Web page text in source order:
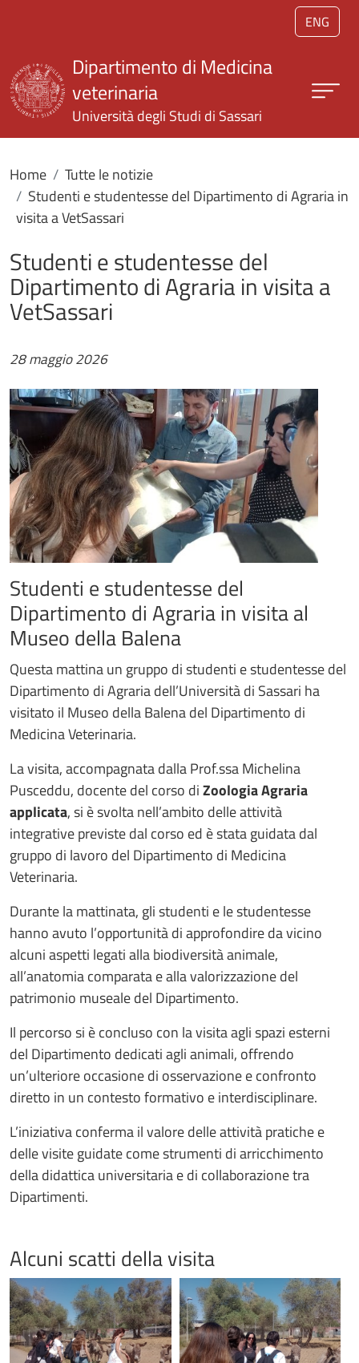
Salta al contenuto principale
ENG
Dipartimento di Medicina
veterinaria
Università degli Studi di Sassari
Home
Tutte le notizie
Studenti e studentesse del Dipartimento di Agraria in
visita a VetSassari
Studenti e studentesse del
Dipartimento di Agraria in visita a
VetSassari
28 maggio 2026
Studenti e studentesse del
Dipartimento di Agraria in visita al
Museo della Balena
Questa mattina un gruppo di studenti e studentesse del
Dipartimento di Agraria dell’Università di Sassari ha
visitato il Museo della Balena del Dipartimento di
Medicina Veterinaria.
La visita, accompagnata dalla Prof.ssa Michelina
Pusceddu, docente del corso diZoologia Agraria
applicata, si è svolta nell’ambito delle attività
integrative previste dal corso ed è stata guidata dal
gruppo di lavoro del Dipartimento di Medicina
Veterinaria.
Durante la mattinata, gli studenti e le studentesse
hanno avuto l’opportunità di approfondire da vicino
alcuni aspetti legati alla biodiversità animale,
all’anatomia comparata e alla valorizzazione del
patrimonio museale del Dipartimento.
Il percorso si è concluso con la visita agli spazi esterni
del Dipartimento dedicati agli animali, offrendo
un’ulteriore occasione di osservazione e confronto
diretto in un contesto formativo e interdisciplinare.
L’iniziativa conferma il valore delle attività pratiche e
delle visite guidate come strumenti di arricchimento
della didattica universitaria e di collaborazione tra
Dipartimenti.
Alcuni scatti della visita